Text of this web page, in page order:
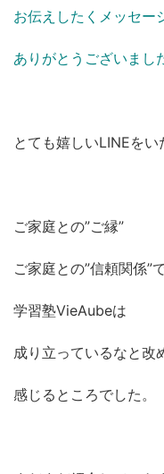
お伝えしたくメッセー
ありがとうございまし
とても嬉しいLINEをい
ご家庭との”ご縁”
ご家庭との”信頼関係”
学習塾VieAubeは
成り立っているなと改
感じるところでした。